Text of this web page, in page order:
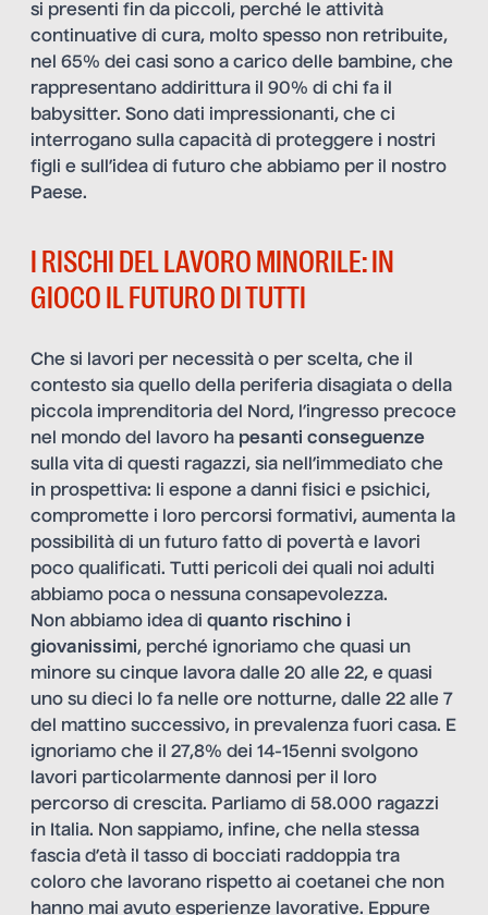
si presenti fin da piccoli, perché le attività
continuative di cura, molto spesso non retribuite,
nel 65% dei casi sono a carico delle bambine, che
rappresentano addirittura il 90% di chi fa il
babysitter. Sono dati impressionanti, che ci
interrogano sulla capacità di proteggere i nostri
figli e sull’idea di futuro che abbiamo per il nostro
Paese.
I RISCHI DEL LAVORO MINORILE: IN
GIOCO IL FUTURO DI TUTTI
Che si lavori per necessità o per scelta, che il
contesto sia quello della periferia disagiata o della
piccola imprenditoria del Nord, l’ingresso precoce
nel mondo del lavoro ha pesanti conseguenze
sulla vita di questi ragazzi, sia nell’immediato che
in prospettiva: li espone a danni fisici e psichici,
compromette i loro percorsi formativi, aumenta la
possibilità di un futuro fatto di povertà e lavori
poco qualificati. Tutti pericoli dei quali noi adulti
abbiamo poca o nessuna consapevolezza.
Non abbiamo idea di quanto rischino i
giovanissimi, perché ignoriamo che quasi un
minore su cinque lavora dalle 20 alle 22, e quasi
uno su dieci lo fa nelle ore notturne, dalle 22 alle 7
del mattino successivo, in prevalenza fuori casa. E
ignoriamo che il 27,8% dei 14-15enni svolgono
lavori particolarmente dannosi per il loro
percorso di crescita. Parliamo di 58.000 ragazzi
in Italia. Non sappiamo, infine, che nella stessa
fascia d’età il tasso di bocciati raddoppia tra
coloro che lavorano rispetto ai coetanei che non
hanno mai avuto esperienze lavorative. Eppure